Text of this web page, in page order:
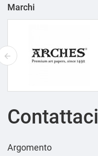
Marchi
Contattaci
Argomento